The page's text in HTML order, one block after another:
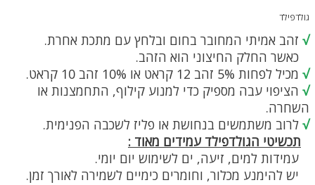
גולדפילד
√ זהב אמיתי המחובר בחום ובלחץ עם מתכת אחרת.
כאשר החלק החיצוני הוא הזהב.
√ מכיל לפחות 5% זהב 12 קראט או 10% זהב 10 קראט.
√ הציפוי עבה מספיק כדי למנוע קילוף, התחמצנות או
השחרה.
√ לרוב משתמשים בנחושת או פליז לשכבה הפנימית.
תכשיטי הגולדפילד עמידים מאוד :
עמידות למים, זיעה, ים לשימוש יום יומי.
יש להימנע מכלור, וחומרים כימיים לשמירה לאורך זמן.